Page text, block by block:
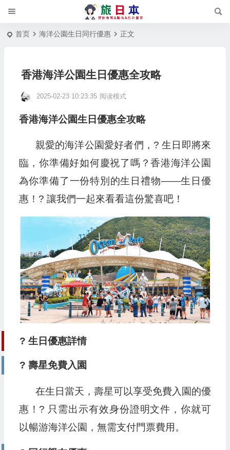
首页 海洋公園生日同行優惠 正文
香港海洋公園生日優惠全攻略
2025-02-23 10:23:35 阅读模式
香港海洋公園生日優惠全攻略
親愛的海洋公園愛好者們，? 生日即將來
臨，你準備好如何慶祝了嗎？香港海洋公園
為你準備了一份特別的生日禮物——生日優
惠！? 讓我們一起來看看這份驚喜吧！
? 生日優惠詳情
? 壽星免費入園
在生日當天，壽星可以享受免費入園的優
惠！? 只需出示有效身份證明文件，你就可
以暢游海洋公園，無需支付門票費用。